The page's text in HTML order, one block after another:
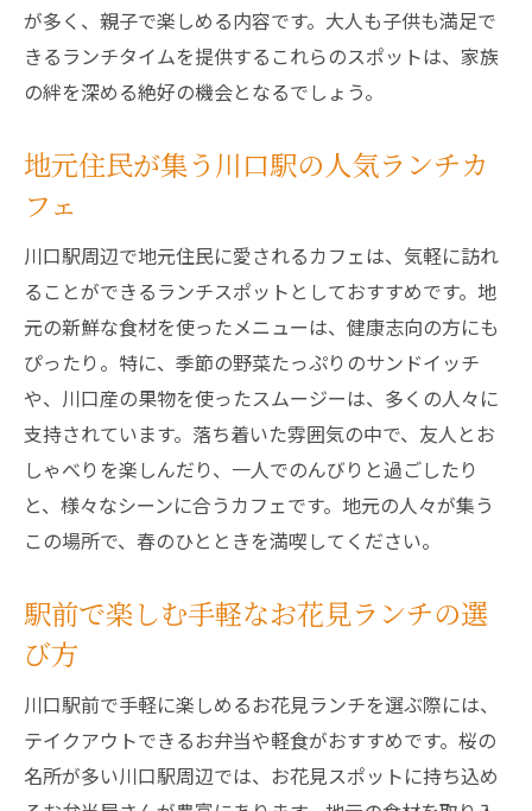
桜が見えるテラスでのランチタイム
地元の文化を感じるランチコース
が多く、親子で楽しめる内容です。大人も子供も満足で
きるランチタイムを提供するこれらのスポットは、家族
の絆を深める絶好の機会となるでしょう。
地元住民が集う川口駅の人気ランチカ
フェ
川口駅周辺で地元住民に愛されるカフェは、気軽に訪れ
ることができるランチスポットとしておすすめです。地
元の新鮮な食材を使ったメニューは、健康志向の方にも
ぴったり。特に、季節の野菜たっぷりのサンドイッチ
や、川口産の果物を使ったスムージーは、多くの人々に
支持されています。落ち着いた雰囲気の中で、友人とお
しゃべりを楽しんだり、一人でのんびりと過ごしたり
と、様々なシーンに合うカフェです。地元の人々が集う
この場所で、春のひとときを満喫してください。
駅前で楽しむ手軽なお花見ランチの選
び方
川口駅前で手軽に楽しめるお花見ランチを選ぶ際には、
テイクアウトできるお弁当や軽食がおすすめです。桜の
名所が多い川口駅周辺では、お花見スポットに持ち込め